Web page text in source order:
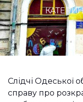
Слідчі Одеської
справу про